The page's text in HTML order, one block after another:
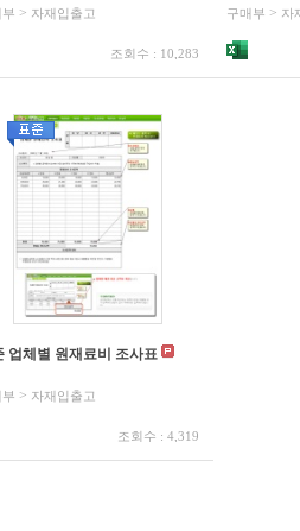
부 > 자재입출고
조회수 : 10,283
구매부 > 자
업체별 원재료비 조사표
부 > 자재입출고
조회수 : 4,319